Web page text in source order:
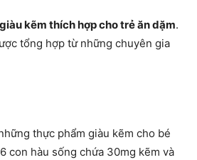
kẽm thích hợp cho trẻ ăn dặm.
tổng hợp từ những chuyên gia
thực phẩm giàu kẽm cho bé
con hàu sống chứa 30mg kẽm và